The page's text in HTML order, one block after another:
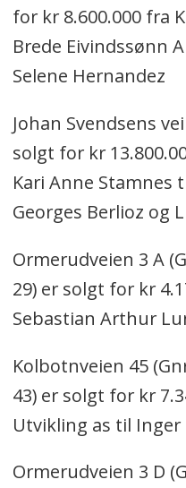
for kr 8.600.000 fra
Brede Eivindssønn
Selene Hernandez
Johan Svendsens
solgt for kr
Kari Anne Stamnes
Georges Berlioz og
Ormerudveien 3 A
29) er solgt for kr
Sebastian Arthur
Kolbotnveien 45
43) er solgt for kr
Utvikling as til
Ormerudveien 3 D